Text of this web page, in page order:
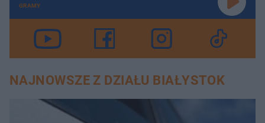
GRAMY
NAJNOWSZE Z DZIAŁU BIAŁYSTOK